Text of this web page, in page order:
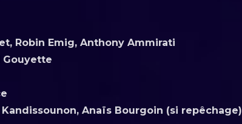
Robin Emig, Anthony Ammirati
Gouyette
Anaïs Bourgoin (si repêchage)